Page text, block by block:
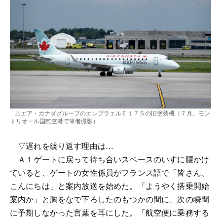
△エア・カナダグループのエンブラエルＥ１７５の旧塗装機（７月、モン
トリオール国際空港で筆者撮影）
▽遅れを繰り返す理由は…
Ａ１ゲートに戻って待ち合いスペースのいすに腰かけ
ていると、ゲートの女性係員がフランス語で「皆さん、
こんにちは」と案内放送を始めた。「ようやく搭乗開始
案内か」と胸をなで下ろしたのもつかの間に、次の瞬間
に予期しなかった言葉を耳にした。「航空便に乗務する